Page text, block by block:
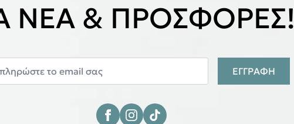
ΝΕΑ & ΠΡΟΣΦΟΡΕΣ!
ΕΓΓΡΑΦΗ